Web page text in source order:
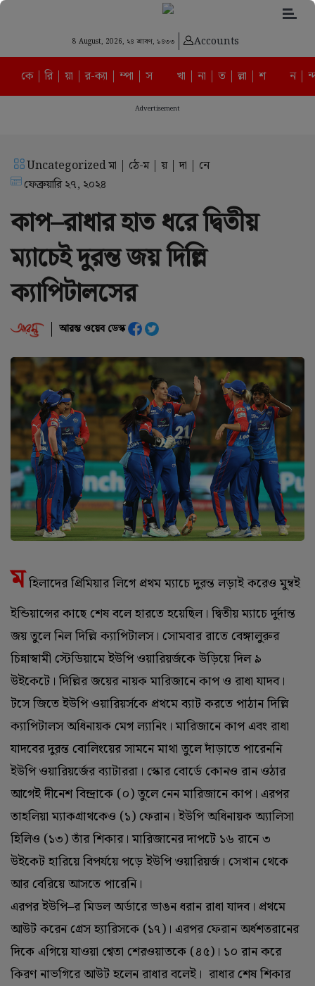
8 August, 2026, ২৪ শ্রাবণ, ১৪৩৩ Accounts
কে | রি | য়া | র-ক্যা | ম্পা | স খা | না | ত | ল্লা | শ ন |
Advertisement
Uncategorized মা | ঠে-ম | য় | দা | নে
ফেব্রুয়ারি ২৭, ২০২৪
কাপ–রাধার হাত ধরে দ্বিতীয়
ম্যাচেই দুরন্ত জয় দিল্লি
ক্যাপিটালসের
আরম্ভ ওয়েব ডেস্ক
ম হিলাদের প্রিমিয়ার লিগে প্রথম ম্যাচে দুরন্ত লড়াই করেও মুম্বই
ইন্ডিয়ান্সের কাছে শেষ বলে হারতে হয়েছিল। দ্বিতীয় ম্যাচে দুর্দান্ত
জয় তুলে নিল দিল্লি ক্যাপিটালস। সোমবার রাতে বেঙ্গালুরুর
চিন্নাস্বামী স্টেডিয়ামে ইউপি ওয়ারিয়র্জকে উড়িয়ে দিল ৯
উইকেটে। দিল্লির জয়ের নায়ক মারিজানে কাপ ও রাধা যাদব।
টসে জিতে ইউপি ওয়ারিয়র্সকে প্রথমে ব্যাট করতে পাঠান দিল্লি
ক্যাপিটালস অধিনায়ক মেগ ল্যানিং। মারিজানে কাপ এবং রাধা
যাদবের দুরন্ত বোলিংয়ের সামনে মাথা তুলে দাঁড়াতে পারেননি
ইউপি ওয়ারিয়র্জের ব্যাটাররা। স্কোর বোর্ডে কোনও রান ওঠার
আগেই দীনেশ বিন্দ্রাকে (‌০)‌ তুলে নেন মারিজানে কাপ। এরপর
তাহলিয়া ম্যাকগ্রাথকেও (‌১)‌ ফেরান। ইউপি অধিনায়ক অ্যালিসা
হিলিও (‌১৩)‌ তাঁর শিকার। মারিজানের দাপটে ১৬ রানে ৩
উইকেট হারিয়ে বিপর্যয়ে পড়ে ইউপি ওয়ারিয়র্জ। সেখান থেকে
আর বেরিয়ে আসতে পারেনি।
এরপর ইউপি–র মিডল অর্ডারে ভাঙন ধরান রাধা যাদব। প্রথমে
আউট করেন গ্রেস হ্যারিসকে (‌১৭)‌। এরপর ফেরান অর্ধশতরানের
দিকে এগিয়ে যাওয়া শ্বেতা শেরওয়াতকে (‌৪৫)‌। ১০ রান করে
কিরণ নাভগিরে আউট হলেন রাধার বলেই। রাধার শেষ শিকার